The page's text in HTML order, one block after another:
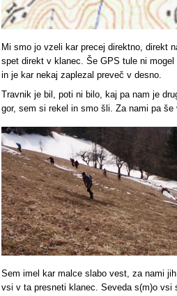
Mi smo jo vzeli kar precej direktno, direkt
spet direkt v klanec. Še GPS tule ni
in je kar nekaj zaplezal preveč v desno.
Travnik je bil, poti ni bilo, kaj pa nam je
gor, sem si rekel in smo šli. Za nami pa
Sem imel kar malce slabo vest, za nami
vsi v ta presneti klanec. Seveda s(m)o vsi